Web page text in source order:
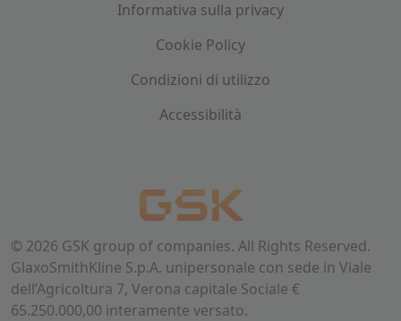
Informativa sulla privacy
Cookie Policy
Condizioni di utilizzo
Accessibilità
© 2026 GSK group of companies. All Rights Reserved.
GlaxoSmithKline S.p.A. unipersonale con sede in Viale
dell’Agricoltura 7, Verona capitale Sociale €
65.250.000,00 interamente versato.